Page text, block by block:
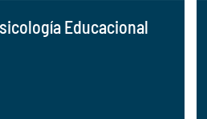
Educacional